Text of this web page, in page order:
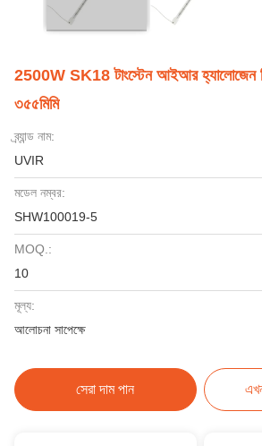
2500W SK18 টাংস্টেন আইআর হ্যালোজেন
৩৫৫মিমি
ব্র্যান্ড নাম:
UVIR
মডেল নম্বর:
SHW100019-5
MOQ.:
10
মূল্য:
আলোচনা সাপেক্ষে
সেরা দাম পান